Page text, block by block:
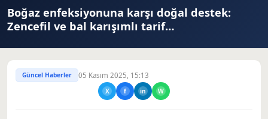
Boğaz enfeksiyonuna karşı doğal destek:
Zencefil ve bal karışımlı tarif…
Güncel Haberler 05 Kasım 2025, 15:13
X f in W